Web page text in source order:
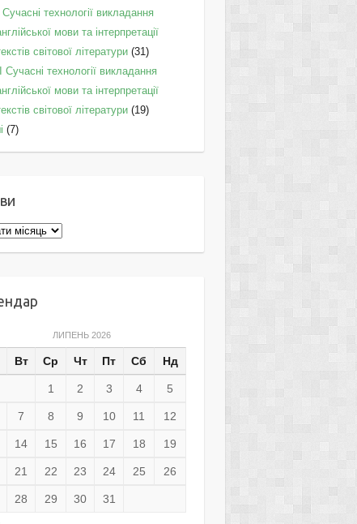
I Cучасні технології викладання
мови та інтерпретації
світової літератури(31)
II Cучасні технології викладання
мови та інтерпретації
світової літератури(19)
(7)
ЛИПЕНЬ 2026
Вт Ср Чт Пт Сб Нд
1 2 3 4 5
7 8 9 10 11 12
14 15 16 17 18 19
21 22 23 24 25 26
28 29 30
31